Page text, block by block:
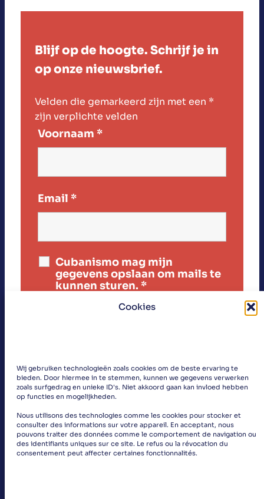
Cookies
Wij gebruiken technologieën zoals cookies om de beste ervaring te
bieden. Door hiermee in te stemmen, kunnen we gegevens verwerken
zoals surfgedrag en unieke ID's. Niet akkoord gaan kan invloed hebben
op functies en mogelijkheden.
Nous utilisons des technologies comme les cookies pour stocker et
consulter des informations sur votre appareil. En acceptant, nous
pouvons traiter des données comme le comportement de navigation ou
des identifiants uniques sur ce site. Le refus ou la révocation du
consentement peut affecter certaines fonctionnalités.
Blijf op de hoogte. Schrijf je in
op onze nieuwsbrief.
Velden die gemarkeerd zijn met een *
zijn verplichte velden
Voornaam *
Email *
Cubanismo mag mijn
gegevens opslaan om mails te
kunnen sturen. *
«